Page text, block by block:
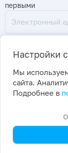
первыми
2026 ©
Настройки
Мы
сайта.
Подробнее в